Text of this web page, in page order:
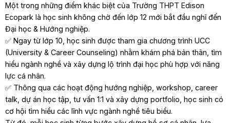
Một trong những điểm khác biệt của Trường THPT Edison
Ecopark là học sinh không chờ đến lớp 12 mới bắt đầu nghĩ đến
Đại học & Hướng nghiệp.
✅ Ngay từ lớp 10, học sinh được tham gia chương trình UCC
(University & Career Counseling) nhằm khám phá bản thân, tìm
hiểu ngành nghề và xây dựng lộ trình đại học phù hợp với năng
lực cá nhân.
✅ Thông qua các hoạt động hướng nghiệp, workshop, career
talk, dự án học tập, tư vấn 1:1 và xây dựng portfolio, học sinh có
cơ hội tìm hiểu các lĩnh vực ngành nghề tiêu biểu.